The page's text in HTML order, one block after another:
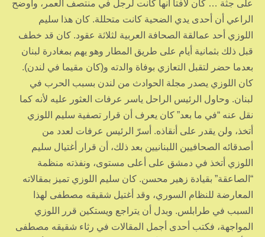
على جثة … كان لافتا أنها كانت لرجل في منتصف العمر، وأوضح
الراعي أن أحدى يدي الضحية كانت متحللة. كان هذا سليم
اللوزي أحد عمالقة الصحافة العربية لثلاثة عقود. كان قد خطف
قبل ذلك بثمانية أيام على طريق المطار وهو يهم بمغادرة لبنان
بعدما حضر لتقبل التعازي بوفاة والدته و(كان مقيما في لندن).
كان اللوزي يصدر مجلة الحوادث من لندن بسبب الحرب في
لبنان. وحاول الرئيس الراحل ياسر عرفات العثور عليه لأنه كما
نقل عنه “في ما بعد” كان يعرف أن قرار تصفية سليم اللوزي
أتخذ، ولن يقدر على أنقاذه. أسرّ الرئيس عرفات لعدد من
أصدقائه الصحافيين اللبنانيين بعد ذلك، أن قرار أغتيال سليم
اللوزي أتخذ في دمشق على أعلى مستوى، ونفذته منظمة
“الصاعقة” بقيادة زهير محسن. كان سليم اللوزي تميز بمقالاته
المعارضة للنظام السوري، وقد أغتيل شقيقه مصطفى لهذا
السبب في طرابلس. وبدل أن يتراجع ويستكين قرر اللوزي
المواجهة، فكتب أحدى أجمل المقالات في رثاء شقيقه مصطفى